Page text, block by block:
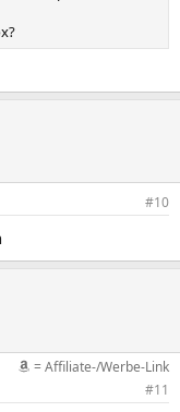
#10
= Affiliate-/Werbe-Link
#11